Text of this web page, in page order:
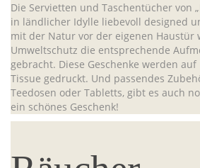
Die Servietten und Taschentücher von
in ländlicher Idylle liebevoll designed
mit der Natur vor der eigenen Haustür
Umweltschutz die entsprechende
gebracht. Diese Geschenke werden auf
Tissue gedruckt. Und passendes
Teedosen oder Tabletts, gibt es auch
ein schönes Geschenk!